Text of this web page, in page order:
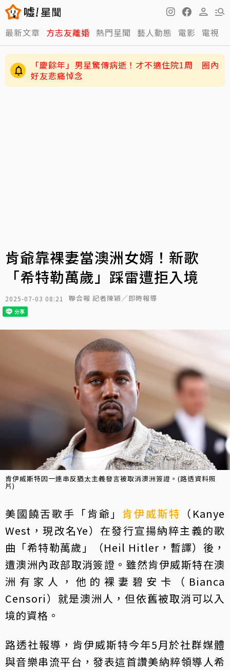
最新文章 方志友離婚 熱門星聞 藝人動態 電影 電視
「慶餘年」男星驚傳病逝！才不適住院1周 圈內
好友悲痛悼念
肯爺靠裸妻當澳洲女婿！新歌
「希特勒萬歲」踩雷遭拒入境
2025-07-03 08:21 聯合報 記者陳穎／即時報導
肯伊威斯特因一連串反猶太主義發言被取消澳洲簽證。(路透資料照
片)
美國饒舌歌手「肯爺」 肯伊威斯特 （Kanye
West，現改名Ye）在發行宣揚納粹主義的歌
曲「希特勒萬歲」（Heil Hitler，暫譯）後，
遭澳洲內政部取消簽證。雖然肯伊威斯特在澳
洲有家人，他的裸妻碧安卡（Bianca
Censori）就是澳洲人，但依舊被取消可以入
境的資格。
路透社報導，肯伊威斯特今年5月於社群媒體
與音樂串流平台，發表這首讚美納粹領導人希